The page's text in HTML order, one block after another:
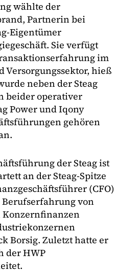
wählte der
Partnerin bei
Eigentümer
Sie verfügt
im
Versorgungssektor, hieß
neben der Steag
beider operativer
Power und Iqony
gehören
der Steag ist
an der Steag-Spitze
(CFO)
von
Konzernfinanzen
Borsig. Zuletzt hatte er
der HWP